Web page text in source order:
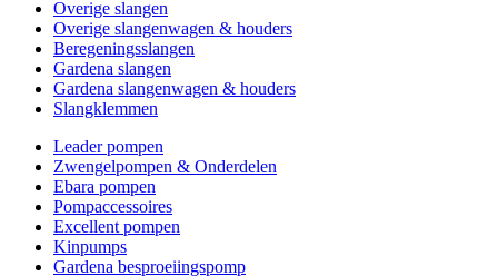
Overige slangen
Overige slangenwagen & houders
Beregeningsslangen
Gardena slangen
Gardena slangenwagen & houders
Slangklemmen
Leader pompen
Zwengelpompen & Onderdelen
Ebara pompen
Pompaccessoires
Excellent pompen
Kinpumps
Gardena besproeiingspomp